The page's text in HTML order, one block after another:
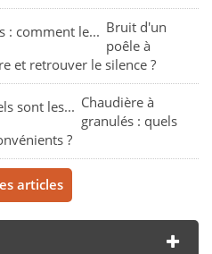
Bruit d'un
poêle à
et retrouver le silence ?
Chaudière à
granulés : quels
?
articles